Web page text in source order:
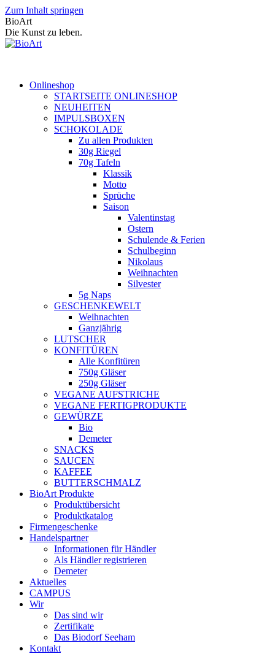
Zum Inhalt springen
BioArt
Die Kunst zu leben.
Onlineshop
STARTSEITE ONLINESHOP
NEUHEITEN
IMPULSBOXEN
SCHOKOLADE
Zu allen Produkten
30g Riegel
70g Tafeln
Klassik
Motto
Sprüche
Saison
Valentinstag
Ostern
Schulende & Ferien
Schulbeginn
Nikolaus
Weihnachten
Silvester
5g Naps
GESCHENKEWELT
Weihnachten
Ganzjährig
LUTSCHER
KONFITÜREN
Alle Konfitüren
750g Gläser
250g Gläser
VEGANE AUFSTRICHE
VEGANE FERTIGPRODUKTE
GEWÜRZE
Bio
Demeter
SNACKS
SAUCEN
KAFFEE
BUTTERSCHMALZ
BioArt Produkte
Produktübersicht
Produktkatalog
Firmengeschenke
Handelspartner
Informationen für Händler
Als Händler registrieren
Demeter
Aktuelles
CAMPUS
Wir
Das sind wir
Zertifikate
Das Biodorf Seeham
Kontakt